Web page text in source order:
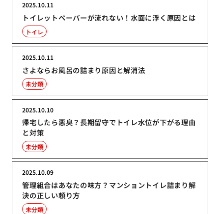
トイレットペーパーが流れない！水面に浮く原因とは
2025.10.11
トイレ
さよならお風呂の詰まり原因と解消法
2025.10.11
未分類
帰宅したら悪臭？長期留守でトイレ水位が下がる理由
と対策
2025.10.10
未分類
管理組合はあなたの味方？マンショントイレ詰まり解
決の正しい頼り方
2025.10.09
未分類